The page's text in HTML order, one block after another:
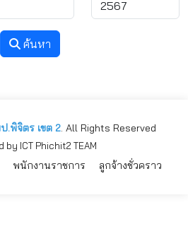
ค้นหา
.พิจิตร เขต 2. All Rights Reserved
by ICT Phichit2 TEAM
พนักงานราชการ ลูกจ้างชั่วคราว